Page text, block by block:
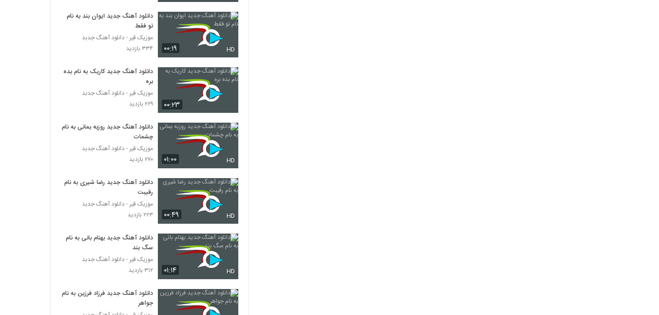
موزیک زیبای ای یارم از امیررضا مسیحا
۲۲۳ بازدید
دانلود آهنگ رضا ایمانی دلدارم
۲۷۳ بازدید
آهنگ مهدی آذر بنام بله (به همراه مهدی
حسینی)
۲۶۲ بازدید
موزیک زیبای بهترین اشتباه از علی ردکث
۲۹۴ بازدید
آهنگ امید حکیمی بنام قایق شکسته
علیرضا خداوردی آهنگ دختر اصفهانی
آهنگ وینگز بنام پر میکشی
۲۳۴ بازدید
حسن حاتمی آهنگ ماه من
۲۴۷ بازدید
۰۰:۱۹ HD
دانلود آهنگ جدید ایوان بند به نام
تو فقط
موزیک قیر - دانلود آهنگ جدبد
۳۳۴ بازدید
۰۰:۲۳
دانلود آهنگ جدید کاریک به نام بده
بره
موزیک قیر - دانلود آهنگ جدبد
۲۲۹ بازدید
۰۱:۰۰ HD
دانلود آهنگ جدید روزبه بمانی به نام
چشمات
موزیک قیر - دانلود آهنگ جدبد
۲۷۰ بازدید
۰۰:۴۹ HD
دانلود آهنگ جدید رضا شیری به نام
رقیبت
موزیک قیر - دانلود آهنگ جدبد
۲۲۳ بازدید
۰۱:۱۴ HD
دانلود آهنگ جدید بهنام بانی به نام
سگ بند
موزیک قیر - دانلود آهنگ جدبد
۳۱۲ بازدید
دانلود آهنگ جدید فرزاد فرزین به نام
جواهر